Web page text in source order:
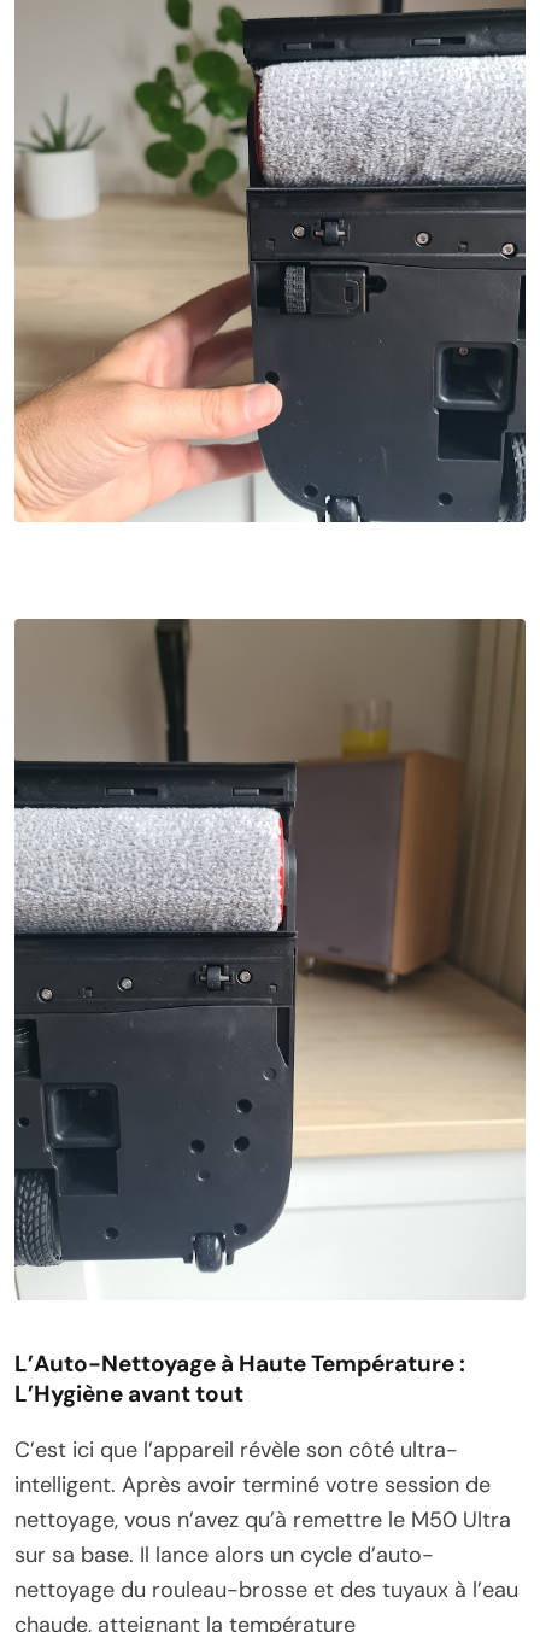
L’Auto-Nettoyage à Haute Température :
L’Hygiène avant tout
C’est ici que l’appareil révèle son côté ultra-
intelligent. Après avoir terminé votre session de
nettoyage, vous n’avez qu’à remettre le M50 Ultra
sur sa base. Il lance alors un cycle d’auto-
nettoyage du rouleau-brosse et des tuyaux à l’eau
chaude, atteignant la température